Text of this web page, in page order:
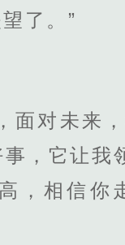
了。”
面对未来
，它让我
，相信你